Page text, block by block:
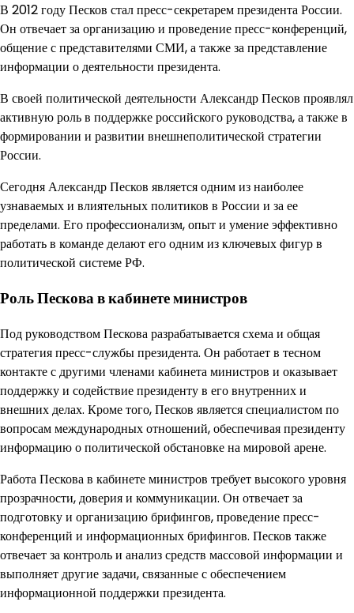
В 2012 году Песков стал пресс-секретарем президента России.
Он отвечает за организацию и проведение пресс-конференций,
общение с представителями СМИ, а также за представление
информации о деятельности президента.
В своей политической деятельности Александр Песков проявлял
активную роль в поддержке российского руководства, а также в
формировании и развитии внешнеполитической стратегии
России.
Сегодня Александр Песков является одним из наиболее
узнаваемых и влиятельных политиков в России и за ее
пределами. Его профессионализм, опыт и умение эффективно
работать в команде делают его одним из ключевых фигур в
политической системе РФ.
Роль Пескова в кабинете министров
Под руководством Пескова разрабатывается схема и общая
стратегия пресс-службы президента. Он работает в тесном
контакте с другими членами кабинета министров и оказывает
поддержку и содействие президенту в его внутренних и
внешних делах. Кроме того, Песков является специалистом по
вопросам международных отношений, обеспечивая президенту
информацию о политической обстановке на мировой арене.
Работа Пескова в кабинете министров требует высокого уровня
прозрачности, доверия и коммуникации. Он отвечает за
подготовку и организацию брифингов, проведение пресс-
конференций и информационных брифингов. Песков также
отвечает за контроль и анализ средств массовой информации и
выполняет другие задачи, связанные с обеспечением
информационной поддержки президента.